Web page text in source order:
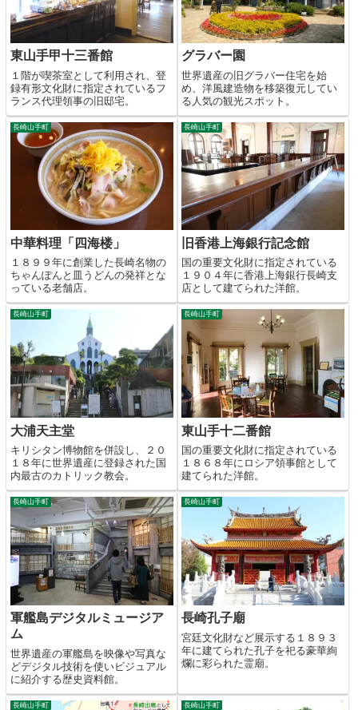
東山手甲十三番館
１階が喫茶室として利用され、登
録有形文化財に指定されているフ
ランス代理領事の旧邸宅。
グラバー園
世界遺産の旧グラバー住宅を始
め、洋風建造物を移築復元してい
る人気の観光スポット。
長崎山手町
中華料理「四海楼」
１８９９年に創業した長崎名物の
ちゃんぽんと皿うどんの発祥とな
っている老舗店。
長崎山手町
旧香港上海銀行記念館
国の重要文化財に指定されている
１９０４年に香港上海銀行長崎支
店として建てられた洋館。
長崎山手町
大浦天主堂
キリシタン博物館を併設し、２０
１８年に世界遺産に登録された国
内最古のカトリック教会。
長崎山手町
東山手十二番館
国の重要文化財に指定されている
１８６８年にロシア領事館として
建てられた洋館。
長崎山手町
軍艦島デジタルミュージア
ム
世界遺産の軍艦島を映像や写真な
どデジタル技術を使いビジュアル
に紹介する歴史資料館。
長崎山手町
長崎孔子廟
宮廷文化財など展示する１８９３
年に建てられた孔子を祀る豪華絢
爛に彩られた霊廟。
長崎山手町 長崎山手町